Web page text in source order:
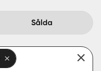
Sålda